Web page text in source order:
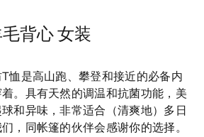
背心 女装
恤是高山跑、攀登和接近的必备内
。具有天然的调温和抗菌功能，美
和异味，非常适合（清爽地）多日
，同帐篷的伙伴会感谢你的选择。